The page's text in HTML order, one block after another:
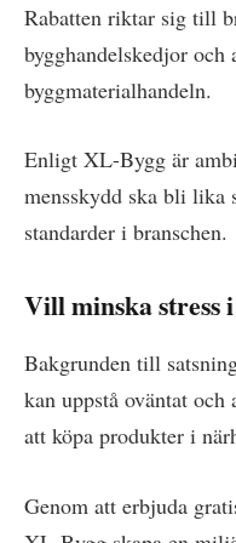
Rabatten riktar sig till
bygghandelskedjor och
byggmaterialhandeln.
Enligt XL-Bygg är
mensskydd ska bli lika
standarder i branschen.
Vill minska stress
Bakgrunden till
kan uppstå oväntat
att köpa produkter i
Genom att erbjuda